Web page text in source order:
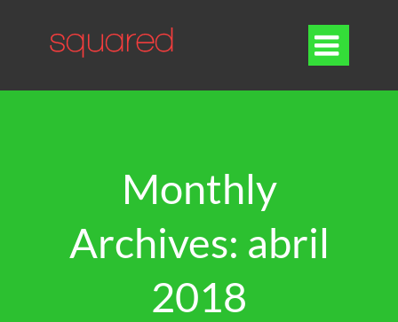

Monthly
Archives: abril
2018